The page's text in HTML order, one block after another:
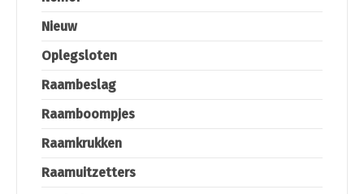
Nieuw
Oplegsloten
Raambeslag
Raamboompjes
Raamkrukken
Raamuitzetters